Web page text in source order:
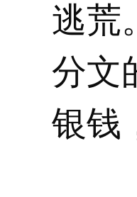
逃荒
分文
银钱